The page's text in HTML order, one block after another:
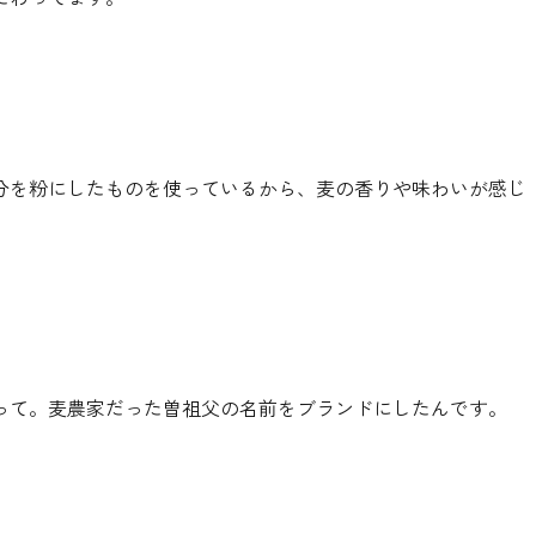
粉にしたものを使っているから、麦の香りや味わいが感じ
。麦農家だった曽祖父の名前をブランドにしたんです。